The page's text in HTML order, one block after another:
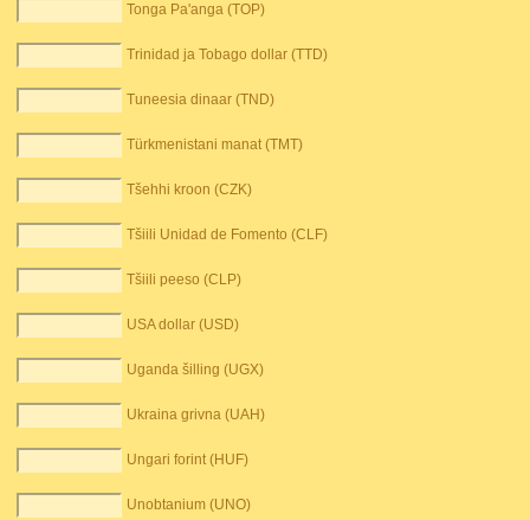
Tonga Pa'anga (TOP)
Trinidad ja Tobago dollar (TTD)
Tuneesia dinaar (TND)
Türkmenistani manat (TMT)
Tšehhi kroon (CZK)
Tšiili Unidad de Fomento (CLF)
Tšiili peeso (CLP)
USA dollar (USD)
Uganda šilling (UGX)
Ukraina grivna (UAH)
Ungari forint (HUF)
Unobtanium (UNO)